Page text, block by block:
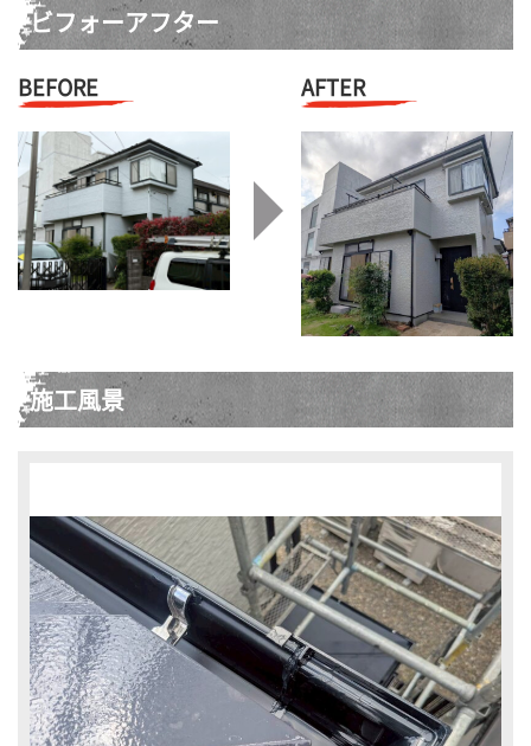
ビフォーアフター
AFTER
BEFORE
施工風景